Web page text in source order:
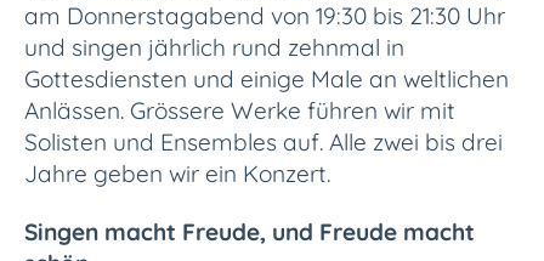
am Donnerstagabend von 19:30 bis 21:30 Uhr
und singen jährlich rund zehnmal in
Gottesdiensten und einige Male an weltlichen
Anlässen. Grössere Werke führen wir mit
Solisten und Ensembles auf. Alle zwei bis drei
Jahre geben wir ein Konzert.
Singen macht Freude, und Freude macht